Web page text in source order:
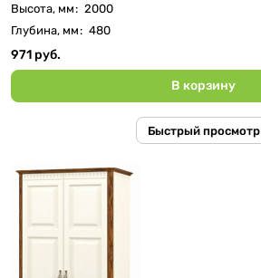
Высота, мм: 2000
Глубина, мм: 480
971 руб.
В корзину
Быстрый просмотр